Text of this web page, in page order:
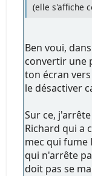
(elle s'affiche
Ben voui,
convertir une
ton écran
le désactiver
Sur ce,
Richard qui a
mec qui fume
qui n'arrête
doit pas se